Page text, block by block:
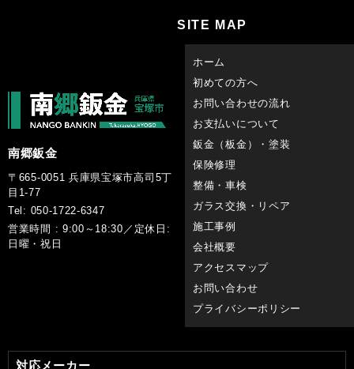
南郷鈑金
〒665-0051 兵庫県宝塚市高司5丁
目1-77
Tel: 050-1722-6347
営業時間 : 9:00～18:30／定休日:
日曜・祝日
SITE MAP
ホーム
初めての方へ
お問い合わせの流れ
お支払いについて
鈑金（板金）・塗装
保険修理
整備・車検
ガラス交換・リペア
施工事例
会社概要
アクセスマップ
お問い合わせ
プライバシーポリシー
対応メーカー